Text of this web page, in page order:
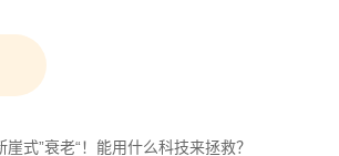
式”衰老“！能用什么科技来拯救？